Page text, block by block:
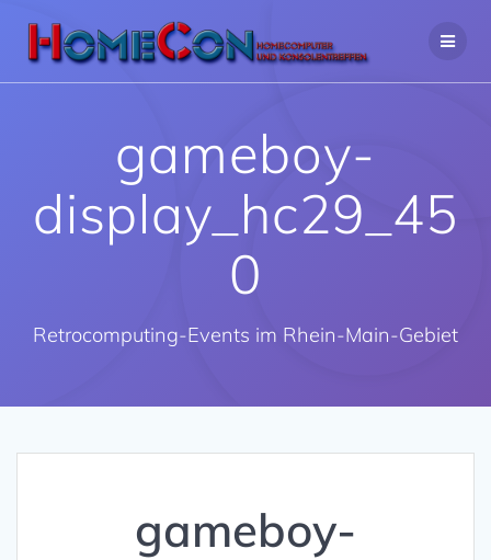
Inhalt
springen
gameboy-
display_hc29_45
0
Retrocomputing-Events im Rhein-Main-Gebiet
gameboy-